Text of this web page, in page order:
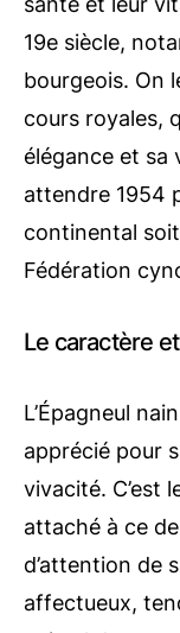
19e siècle,
bourgeois. On
cours royales,
élégance et sa
attendre 1954
continental
Fédération
Le caractère
L’Épagneul
apprécié pour
vivacité. C’est
attaché à ce
d’attention de
affectueux,